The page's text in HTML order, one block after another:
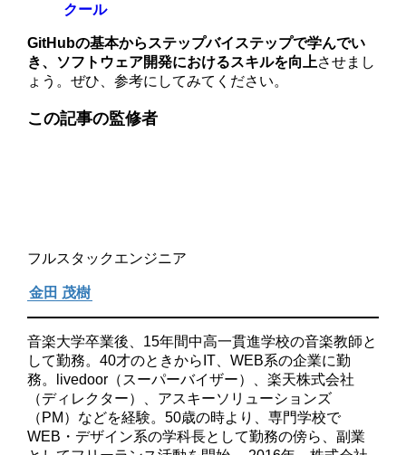
クール
GitHubの基本からステップバイステップで学んでい
き、ソフトウェア開発におけるスキルを向上させまし
ょう。ぜひ、参考にしてみてください。
この記事の監修者
フルスタックエンジニア
金田 茂樹
音楽大学卒業後、15年間中高一貫進学校の音楽教師と
して勤務。40才のときからIT、WEB系の企業に勤
務。livedoor（スーパーバイザー）、楽天株式会社
（ディレクター）、アスキーソリューションズ
（PM）などを経験。50歳の時より、専門学校で
WEB・デザイン系の学科長として勤務の傍ら、副業